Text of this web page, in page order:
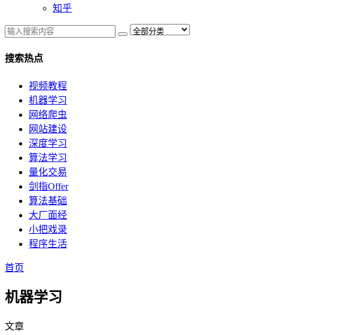
知乎
搜索热点
视频教程
机器学习
网络爬虫
网站建设
深度学习
算法学习
量化交易
剑指Offer
算法基础
大厂面经
小把戏录
程序生活
首页
机器学习
文章